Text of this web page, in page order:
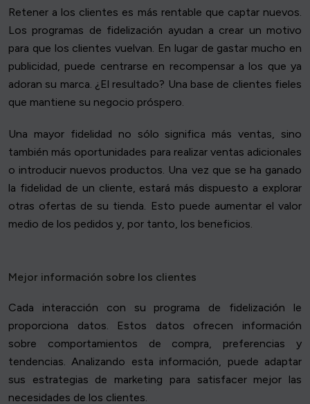
Retener a los clientes es más rentable que captar nuevos.
Los programas de fidelización ayudan a crear un motivo
para que los clientes vuelvan. En lugar de gastar mucho en
publicidad, puede centrarse en recompensar a los que ya
adoran su marca. ¿El resultado? Una base de clientes fieles
que mantiene su negocio próspero.
Una mayor fidelidad no sólo significa más ventas, sino
también más oportunidades para realizar ventas adicionales
o introducir nuevos productos. Una vez que se ha ganado
la fidelidad de un cliente, estará más dispuesto a explorar
otras ofertas de su tienda. Esto puede aumentar el valor
medio de los pedidos y, por tanto, los beneficios.
Mejor información sobre los clientes
Cada interacción con su programa de fidelización le
proporciona datos. Estos datos ofrecen información
sobre comportamientos de compra, preferencias y
tendencias. Analizando esta información, puede adaptar
sus estrategias de marketing para satisfacer mejor las
necesidades de los clientes.